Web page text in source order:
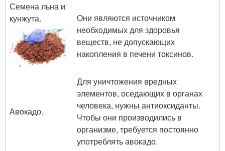
Семена льна и
кунжута.
Они являются источником
необходимых для здоровья
веществ, не допускающих
накопления в печени токсинов.
Авокадо.
Для уничтожения вредных
элементов, оседающих в органах
человека, нужны антиоксиданты.
Чтобы они производились в
организме, требуется постоянно
употреблять авокадо.